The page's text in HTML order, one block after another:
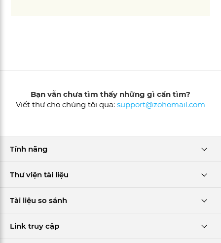
Bạn vẫn chưa tìm thấy những gì cần tìm?
Viết thư cho chúng tôi qua: support@zohomail.com
Tính năng
Thư viện tài liệu
Tài liệu so sánh
Link truy cập